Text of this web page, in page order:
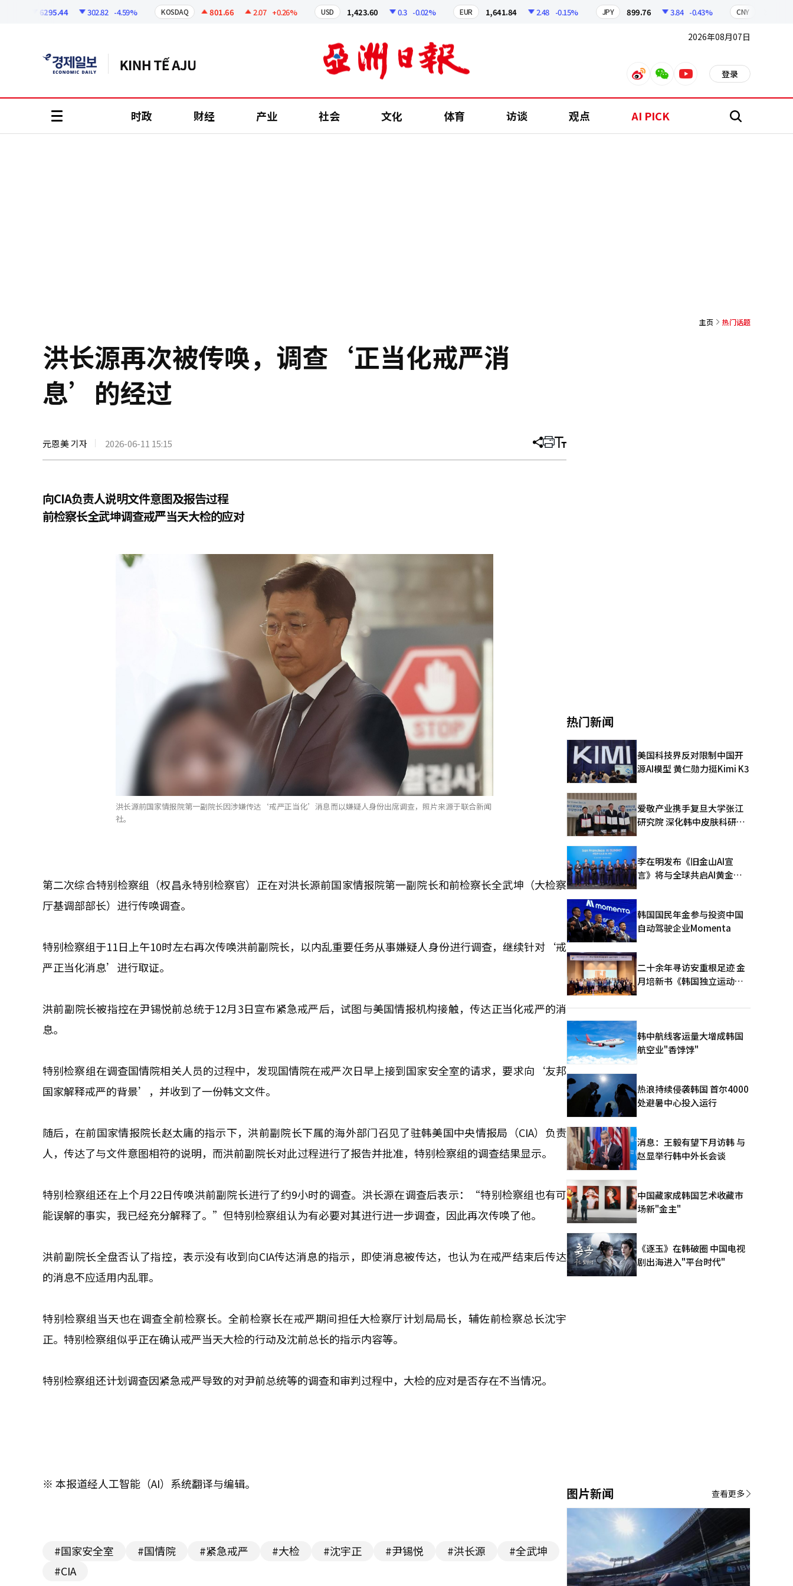
6295.44 302.82 -4.59% KOSDAQ 801.66 2.07 +0.26% USD 1,423.60 0.3 -0.02% EUR 1,641.84 2.48 -0.15% JPY 899.76 3.84 -0.43% CNY 210.96
2026年08月07日
weiboweixinyoutube 登录
时政 财经 产业 社会 文化 体育 访谈 观点 AI PICK 搜
主页 热门话题
洪长源再次被传唤，调查‘正当化戒严消
息’的经过
元恩美 기자 2026-06-11 15:15 分
文
打 调
大
向CIA负责人说明文件意图及报告过程
前检察长全武坤调查戒严当天大检的应对
洪长源前国家情报院第一副院长因涉嫌传达‘戒严正当化’消息而以嫌疑人身份出席调查，照片来源于联合新闻
社。
第二次综合特别检察组（权昌永特别检察官）正在对洪长源前国家情报院第一副院长和前检察长全武坤（大检察
厅基调部部长）进行传唤调查。
特别检察组于11日上午10时左右再次传唤洪前副院长，以内乱重要任务从事嫌疑人身份进行调查，继续针对‘戒
严正当化消息’进行取证。
洪前副院长被指控在尹锡悦前总统于12月3日宣布紧急戒严后，试图与美国情报机构接触，传达正当化戒严的消
息。
特别检察组在调查国情院相关人员的过程中，发现国情院在戒严次日早上接到国家安全室的请求，要求向‘友邦
国家解释戒严的背景’，并收到了一份韩文文件。
随后，在前国家情报院长赵太庸的指示下，洪前副院长下属的海外部门召见了驻韩美国中央情报局（CIA）负责
人，传达了与文件意图相符的说明，而洪前副院长对此过程进行了报告并批准，特别检察组的调查结果显示。
特别检察组还在上个月22日传唤洪前副院长进行了约9小时的调查。洪长源在调查后表示：“特别检察组也有可
能误解的事实，我已经充分解释了。”但特别检察组认为有必要对其进行进一步调查，因此再次传唤了他。
洪前副院长全盘否认了指控，表示没有收到向CIA传达消息的指示，即使消息被传达，也认为在戒严结束后传达
的消息不应适用内乱罪。
特别检察组当天也在调查全前检察长。全前检察长在戒严期间担任大检察厅计划局局长，辅佐前检察总长沈宇
正。特别检察组似乎正在确认戒严当天大检的行动及沈前总长的指示内容等。
特别检察组还计划调查因紧急戒严导致的对尹前总统等的调查和审判过程中，大检的应对是否存在不当情况。
※ 本报道经人工智能（AI）系统翻译与编辑。
#国家安全室 #国情院 #紧急戒严 #大检 #沈宇正 #尹锡悦 #洪长源
#全武坤
#CIA
热门新闻
美国科技界反对限制中国开
源AI模型 黄仁勋力挺Kimi K3
爱敬产业携手复旦大学张江
研究院 深化韩中皮肤科研合
李在明发布《旧金山AI宣
言》将与全球共启AI黄金时
韩国国民年金参与投资中国
自动驾驶企业Momenta
二十余年寻访安重根足迹 金
月培新书《韩国独立运动圣
版
韩中航线客运量大增成韩国
航空业"香饽饽"
热浪持续侵袭韩国 首尔4000
处避暑中心投入运行
消息：王毅有望下月访韩 与
赵显举行韩中外长会谈
中国藏家成韩国艺术收藏市
场新"金主"
《逐玉》在韩破圈 中国电视
剧出海进入"平台时代"
图片新闻 查看更多